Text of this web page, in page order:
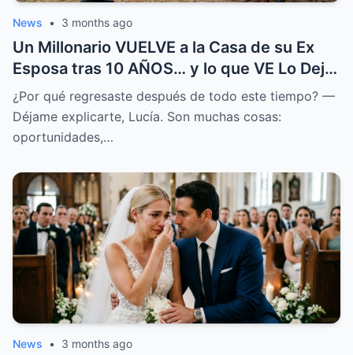
News • 3 months ago
Un Millonario VUELVE a la Casa de su Ex
Esposa tras 10 AÑOS… y lo que VE Lo Deja
en SHOCK
¿Por qué regresaste después de todo este tiempo? —
Déjame explicarte, Lucía. Son muchas cosas:
oportunidades,…
News • 3 months ago